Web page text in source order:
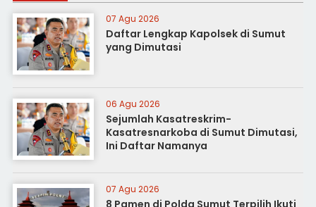
07 Agu 2026
Daftar Lengkap Kapolsek di Sumut
yang Dimutasi
06 Agu 2026
Sejumlah Kasatreskrim-
Kasatresnarkoba di Sumut Dimutasi,
Ini Daftar Namanya
07 Agu 2026
8 Pamen di Polda Sumut Terpilih Ikuti